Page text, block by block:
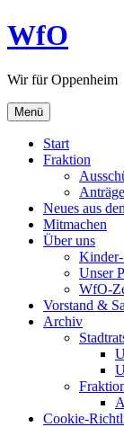
Zum
Inhalt
WfO
Wir für Oppenheim
Menü
Start
Fraktion
Anträge
Neues aus
Mitmachen
Über uns
Kinder-
Unser
WfO-
Vorstand &
Archiv
Cookie-